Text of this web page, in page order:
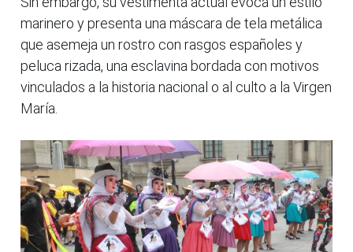
marinero y presenta una máscara de tela metálica
que asemeja un rostro con rasgos españoles y
peluca rizada, una esclavina bordada con motivos
vinculados a la historia nacional o al culto a la Virgen
María.